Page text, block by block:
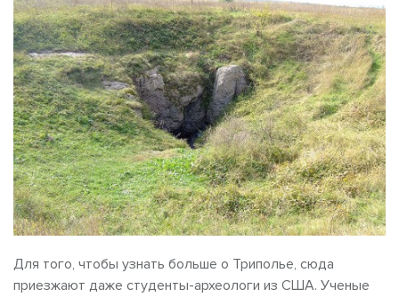
Для того, чтобы узнать больше о Триполье, сюда
приезжают даже студенты-археологи из США. Ученые